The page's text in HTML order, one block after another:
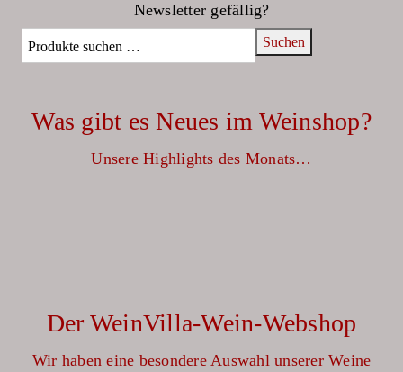
Newsletter gefällig?
Suchen
Was gibt es Neues im Weinshop?
Unsere Highlights des Monats…
Der WeinVilla-Wein-Webshop
Wir haben eine besondere Auswahl unserer Weine